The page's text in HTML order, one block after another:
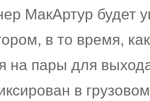
МакАртур будет
в то время,
на пары для
в